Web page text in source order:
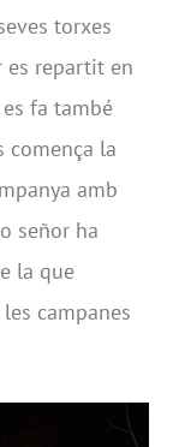
torxes
es repartit en
fa també
comença la
amb
señor ha
la que
campanes